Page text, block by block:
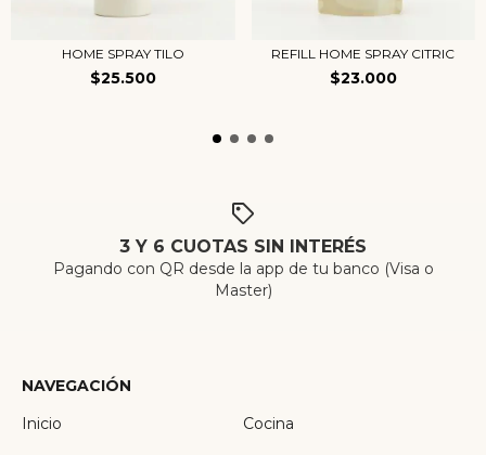
HOME SPRAY TILO
$25.500
REFILL HOME SPRAY CITRIC
$23.000
3 Y 6 CUOTAS SIN INTERÉS
Pagando con QR desde la app de tu banco (Visa o
Master)
NAVEGACIÓN
Inicio
Cocina